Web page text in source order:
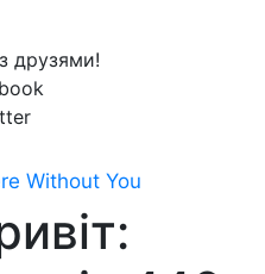
друзями!
Without You